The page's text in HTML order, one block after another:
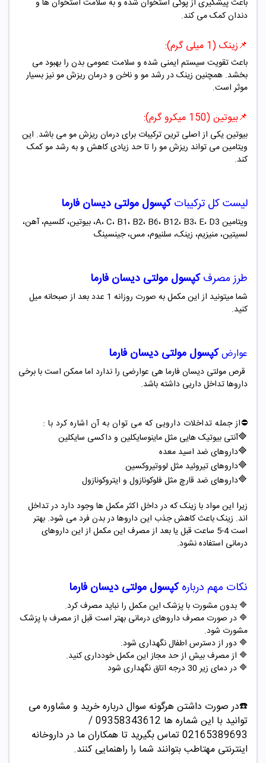
دندان کمک می کند.
📌زینک (1 میلی گرم):
باعث تقویت سیستم ایمنی شده و سلامت عمومی بدن را بهبود می
بخشد. همچنین زینک در رشد مو و ناخن و درمان ریزش مو نیز بسیار
موثر است.
📌بیوتین (150 میکرو گرم):
بیوتین یکی از اصلی ترین ترکیبات برای درمان ریزش مو می باشد. این
ویتامین می تواند ریزش مو را تا حد زیادی کاهش و به رشد مو کمک
کند.
لیست کل ترکیباتکپسول مولتی دیسان فارما
ویتامین A، C، B1، B2، B6، B12، B3، E، D3، بیوتین، کلسیم، آهن،
لسیتین، منیزیم، زینک، سلنیوم، مس، جینسینگ
طرز مصرف کپسول مولتی دیسان فارما
شما میتونید از این مکمل به صورت روزانه 1 عدد بعد از صبحانه میل
کنید.
عوارضکپسول مولتی دیسان فارما
قرص مولتی دیسان فارما هی عوارضی را ندارد اما ممکن است با برخی
داروها تداخل داریی داشته باشد.
⛔️از جمله تداخلات دارویی که می توان به آن اشاره کرد با :
🔷آنتی بیوتیک هایی مثل ماینوسایکلین و داکسی سایکلین
🔷داروهای ضد اسید معده
🔷داروهای تیروئید مثل لووتیروکسین
🔷داروهای ضد قارچ مثل فلوکونازول و ایتروکونازول
زیرا این مواد با زینک که در داخل اکثر مکمل ها وجود دارد در تداخل
اند. زینک باعث کاهش جذب این داروها در بدن فرد می شود. بهتر
است 4-5 ساعت قبل یا بعد از مصرف این مکمل از این داروهای
درمانی استفاده نشود.
نکات مهم دربارهکپسول مولتی دیسان فارما
🔷 بدون مشورت با پزشک این مکمل را نباید مصرف کرد.
🔷 در صورت مصرف داروهای درمانی بهتر است قبل از مصرف با پزشک
مشورت شود.
🔷 دور از دسترس اطفال نگهداری شود.
🔷 از مصرف بیش از حد مجاز این مکمل خودداری کنید.
🔷 در دمای زیر 30 درجه اتاق نگهداری شود
☎️در صورت داشتن هرگونه سوال درباره خرید و مشاوره می
توانید با این شماره ها 09358343612 /
02165389693تماس بگیرید تا همکاران ما در داروخانه
اینترنتی مهتاطب بتوانند شما را راهنمایی کنند.